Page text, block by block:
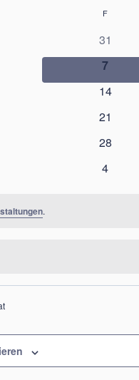
F
0
31
0
7
0
14
0
21
0
28
0
4
.